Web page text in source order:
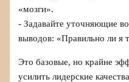
«мозги».
- Задавайте уточняющие
выводов: «Правильно ли я
Это базовые, но крайне
усилить лидерские